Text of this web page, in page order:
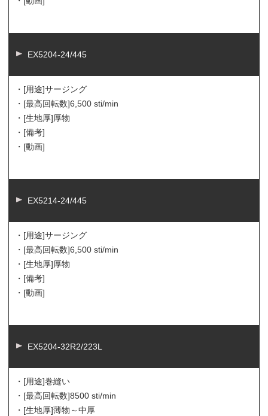
EX5204-24/445
・[用途]サージング
・[最高回転数]6,500 sti/min
・[生地厚]厚物
・[備考]
・[動画]
EX5214-24/445
・[用途]サージング
・[最高回転数]6,500 sti/min
・[生地厚]厚物
・[備考]
・[動画]
EX5204-32R2/223L
・[用途]巻縫い
・[最高回転数]8500 sti/min
・[生地厚]薄物～中厚